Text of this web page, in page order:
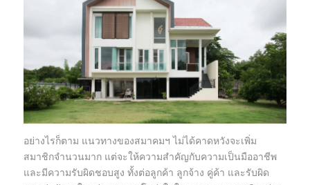
อย่างไรก็ตาม แนวทางของสมาคมฯ ไม่ได้คาดหวังจะเพิ่ม
สมาชิกจำนวนมาก แต่จะให้ความสำคัญกับความเป็นมืออาชีพ
และมีความรับผิดชอบสูง ทั้งต่อลูกค้า ลูกจ้าง คู่ค้า และรับผิด